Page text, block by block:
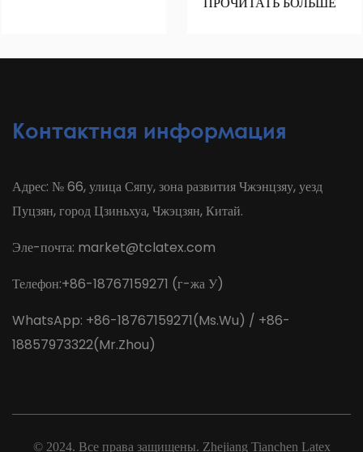
Контактная информация
Адрес: № 66, улица Сяпу, зона развития Чжэнцзяу, уезд
Пуцзян, город Цзиньхуа, Чжэцзян, Китай.
Эле-почта: market@tclatex.com
Телефон:+86-18767159271 (г-жа У)
WhatsApp: +86-18767159271(Ms.Wu) / +86-
18857973322(Mr.Zhou)
© 2024. Все права защищены. Zhejiang Tianchen Latex